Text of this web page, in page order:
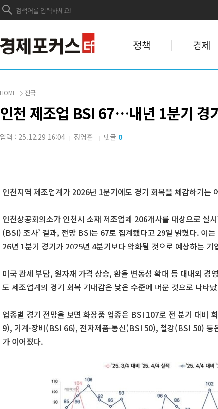
정책 경제
HOME 전국
인천 제조업 BSI 67…내년 1분기 경
입력 : 25.12.29 16:04 | 정영훈 | 댓글 0
인천지역 제조업계가 2026년 1분기에도 경기 회복을 체감하기는
인천상공회의소가 인천시 소재 제조업체 206개사를 대상으로 실
(BSI) 조사’ 결과, 전망 BSI는 67로 집계됐다고 29일 밝혔다. 이
26년 1분기 경기가 2025년 4분기보다 악화될 것으로 예상하는 기
미국 관세 부담, 원자재 가격 상승, 환율 변동성 확대 등 대내외 경
도 제조업계의 경기 회복 기대감은 낮은 수준에 머문 것으로 나타
업종별 경기 전망을 보면 화장품 업종은 BSI 107로 전 분기 대비
9), 기계·장비(BSI 66), 전자제품·통신(BSI 50), 철강(BSI 50) 등
가 이어졌다.